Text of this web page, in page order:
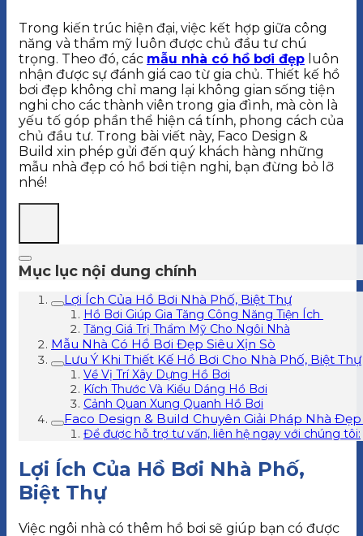
Trong kiến trúc hiện đại, việc kết hợp giữa công
năng và thẩm mỹ luôn được chủ đầu tư chú
trọng. Theo đó, các mẫu nhà có hồ bơi đẹp luôn
nhận được sự đánh giá cao từ gia chủ. Thiết kế hồ
bơi đẹp không chỉ mang lại không gian sống tiện
nghi cho các thành viên trong gia đình, mà còn là
yếu tố góp phần thể hiện cá tính, phong cách của
chủ đầu tư. Trong bài viết này, Faco Design &
Build xin phép gửi đến quý khách hàng những
mẫu nhà đẹp có hồ bơi tiện nghi, bạn đừng bỏ lỡ
nhé!
Mục lục nội dung chính
Lợi Ích Của Hồ Bơi Nhà Phố, Biệt Thự
Hồ Bơi Giúp Gia Tăng Công Năng Tiện Ích
Tăng Giá Trị Thẩm Mỹ Cho Ngôi Nhà
Mẫu Nhà Có Hồ Bơi Đẹp Siêu Xịn Sò
Lưu Ý Khi Thiết Kế Hồ Bơi Cho Nhà Phố, Biệt Thự
Về Vị Trí Xây Dựng Hồ Bơi
Kích Thước Và Kiểu Dáng Hồ Bơi
Cảnh Quan Xung Quanh Hồ Bơi
Faco Design & Build Chuyên Giải Pháp Nhà
Để được hỗ trợ tư vấn, liên hệ ngay với chúng tôi:
Lợi Ích Của Hồ Bơi Nhà Phố,
Biệt Thự
Việc ngôi nhà có thêm hồ bơi sẽ giúp bạn có được